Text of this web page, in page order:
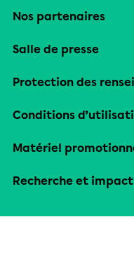
Nos partenaires
Salle de presse
Protection des
Conditions
Matériel
Recherche et impact